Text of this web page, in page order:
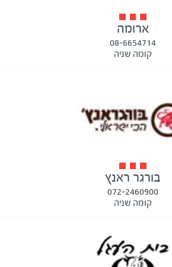
ארומה
08-6654714
קומה שניה
בורגר ראנץ
072-2460900
קומה שניה